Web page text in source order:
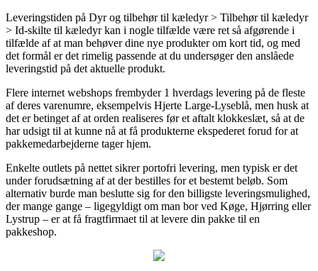
Leveringstiden på Dyr og tilbehør til kæledyr > Tilbehør til kæledyr
> Id-skilte til kæledyr kan i nogle tilfælde være ret så afgørende i
tilfælde af at man behøver dine nye produkter om kort tid, og med
det formål er det rimelig passende at du undersøger den anslåede
leveringstid på det aktuelle produkt.
Flere internet webshops frembyder 1 hverdags levering på de fleste
af deres varenumre, eksempelvis Hjerte Large-Lyseblå, men husk at
det er betinget af at orden realiseres før et aftalt klokkeslæt, så at de
har udsigt til at kunne nå at få produkterne ekspederet forud for at
pakkemedarbejderne tager hjem.
Enkelte outlets på nettet sikrer portofri levering, men typisk er det
under forudsætning af at der bestilles for et bestemt beløb. Som
alternativ burde man beslutte sig for den billigste leveringsmulighed,
der mange gange – ligegyldigt om man bor ved Køge, Hjørring eller
Lystrup – er at få fragtfirmaet til at levere din pakke til en
pakkeshop.